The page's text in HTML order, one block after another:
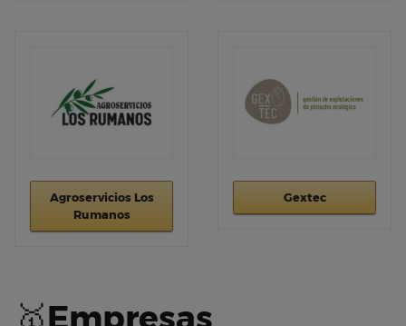
Agroservicios Los
Rumanos
Gextec
🥇Empresas